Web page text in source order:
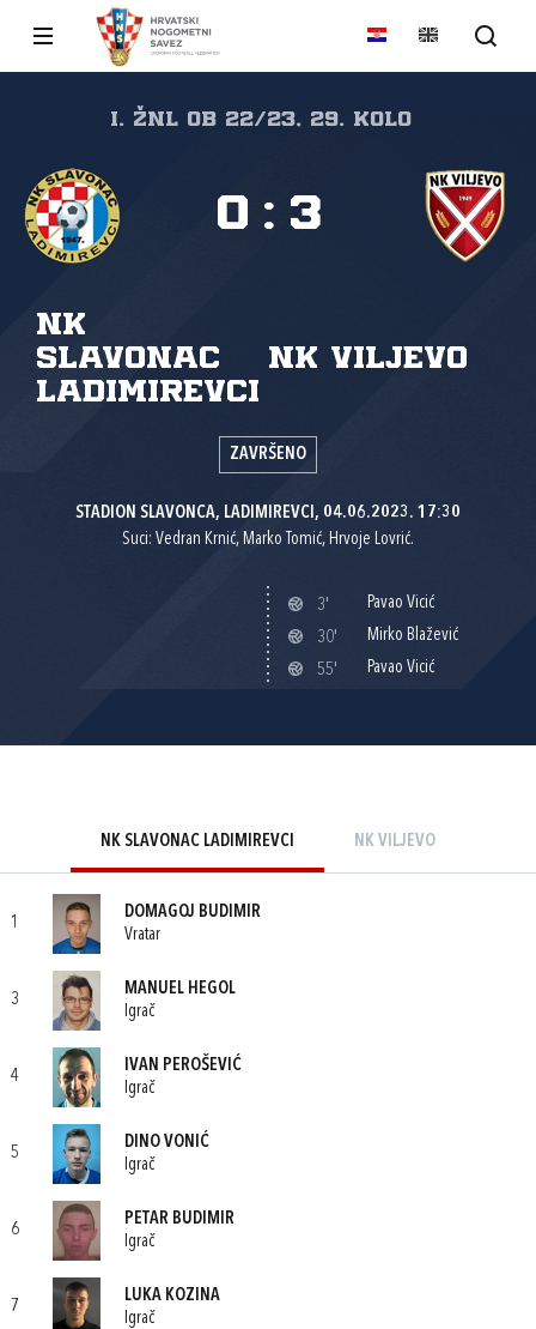
I. ŽNL OB 22/23, 29. kolo
NK
Slavonac
Ladimirevci
NK Viljevo
0 : 3
ZAVRŠENO
STADION SLAVONCA, LADIMIREVCI, 04.06.2023. 17:30
Suci: Vedran Krnić, Marko Tomić, Hrvoje Lovrić.
3'
Pavao Vicić
30'
Mirko Blažević
55'
Pavao Vicić
NK SLAVONAC LADIMIREVCI NK VILJEVO
1
DOMAGOJ BUDIMIR
Vratar
3
MANUEL HEGOL
Igrač
4
IVAN PEROŠEVIĆ
Igrač
5
DINO VONIĆ
Igrač
6
PETAR BUDIMIR
Igrač
7
LUKA KOZINA
Igrač